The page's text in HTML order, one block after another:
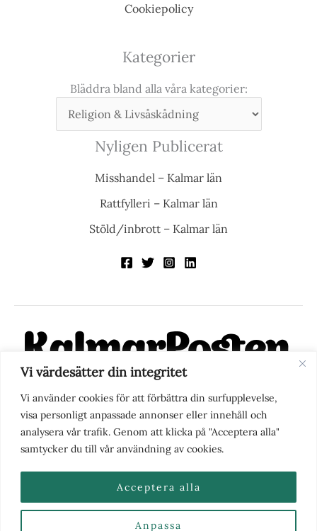
Vi värdesätter din integritet
Vi använder cookies för att förbättra din surfupplevelse,
visa personligt anpassade annonser eller innehåll och
analysera vår trafik. Genom att klicka på "Acceptera alla"
samtycker du till vår användning av cookies.
Anpassa
Acceptera alla
Cookiepolicy
Kategorier
Bläddra bland alla våra kategorier:
Nyligen Publicerat
Misshandel – Kalmar län
Rattfylleri – Kalmar län
Stöld/inbrott – Kalmar län
KalmarPosten är en modern lokalnyhetstidning på nätet. Med
fokus på Kalmarregionen, men också med blick för det större
perspektivet, vill vi vara din självklara kanal för nyheter,
berättelser och engagemang. KalmarPosten grundades 1988 och
fick nya ägare 2025.
Nyhetstips eller frågor?Kontakta oss